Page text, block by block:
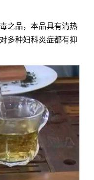
品，本品具有清热
多种妇科炎症都有抑